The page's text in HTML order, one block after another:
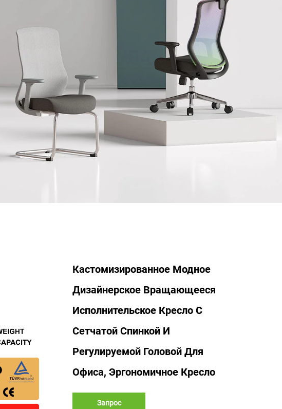
Кастомизированное Модное
Дизайнерское Вращающееся
Исполнительское Кресло С
Сетчатой Спинкой И
Регулируемой Головой Для
Офиса, Эргономичное Кресло
Запрос